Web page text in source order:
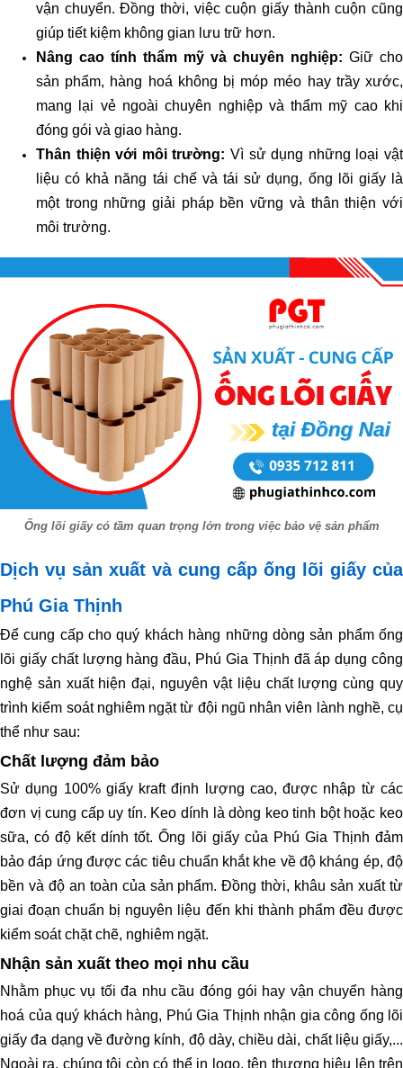
vận chuyển. Đồng thời, việc cuộn giấy thành cuộn cũng
giúp tiết kiệm không gian lưu trữ hơn.
Nâng cao tính thẩm mỹ và chuyên nghiệp: Giữ cho
sản phẩm, hàng hoá không bị móp méo hay trầy xước,
mang lại vẻ ngoài chuyên nghiệp và thẩm mỹ cao khi
đóng gói và giao hàng.
Thân thiện với môi trường: Vì sử dụng những loại vật
liệu có khả năng tái chế và tái sử dụng, ống lõi giấy là
một trong những giải pháp bền vững và thân thiện với
môi trường.
Ống lõi giấy có tầm quan trọng lớn trong việc bảo vệ sản phẩm
Dịch vụ sản xuất và cung cấp ống lõi giấy của
Phú Gia Thịnh
Để cung cấp cho quý khách hàng những dòng sản phẩm ống
lõi giấy chất lượng hàng đầu, Phú Gia Thịnh đã áp dụng công
nghệ sản xuất hiện đại, nguyên vật liệu chất lượng cùng quy
trình kiểm soát nghiêm ngặt từ đội ngũ nhân viên lành nghề, cụ
thể như sau:
Chất lượng đảm bảo
Sử dụng 100% giấy kraft định lượng cao, được nhập từ các
đơn vị cung cấp uy tín. Keo dính là dòng keo tinh bột hoặc keo
sữa, có độ kết dính tốt. Ống lõi giấy của Phú Gia Thịnh đảm
bảo đáp ứng được các tiêu chuẩn khắt khe về độ kháng ép, độ
bền và độ an toàn của sản phẩm. Đồng thời, khâu sản xuất từ
giai đoạn chuẩn bị nguyên liệu đến khi thành phẩm đều được
kiểm soát chặt chẽ, nghiêm ngặt.
Nhận sản xuất theo mọi nhu cầu
Nhằm phục vụ tối đa nhu cầu đóng gói hay vận chuyển hàng
hoá của quý khách hàng, Phú Gia Thịnh nhận gia công ống lõi
giấy đa dạng về đường kính, độ dày, chiều dài, chất liệu giấy,...
Ngoài ra, chúng tôi còn có thể in logo, tên thương hiệu lên trên